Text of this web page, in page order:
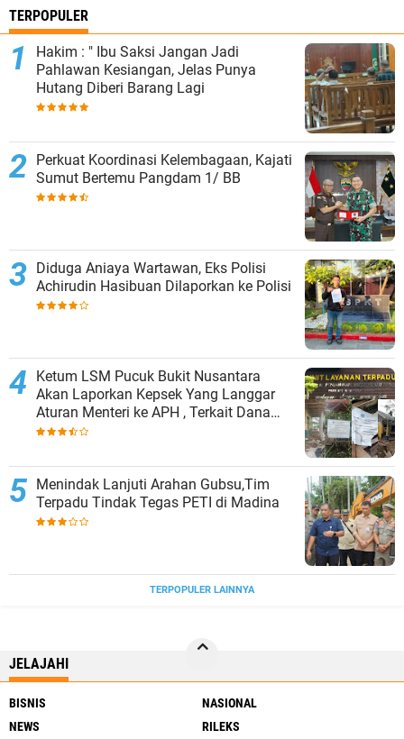
TERPOPULER
Hakim : " Ibu Saksi Jangan Jadi
Pahlawan Kesiangan, Jelas Punya
Hutang Diberi Barang Lagi
Perkuat Koordinasi Kelembagaan, Kajati
Sumut Bertemu Pangdam 1/ BB
Diduga Aniaya Wartawan, Eks Polisi
Achirudin Hasibuan Dilaporkan ke Polisi
Ketum LSM Pucuk Bukit Nusantara
Akan Laporkan Kepsek Yang Langgar
Aturan Menteri ke APH , Terkait Dana
Revitalisasi Sekolah
Menindak Lanjuti Arahan Gubsu,Tim
Terpadu Tindak Tegas PETI di Madina
TERPOPULER LAINNYA
JELAJAHI
BISNIS
NASIONAL
NEWS
RILEKS